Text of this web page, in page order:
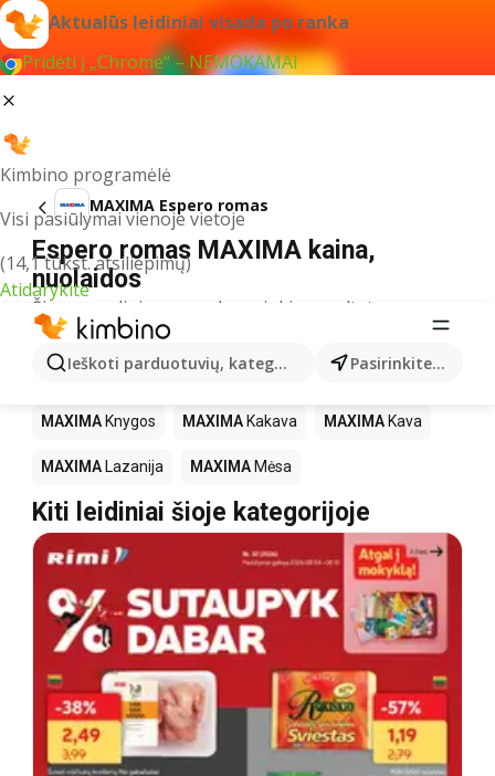
Aktualūs leidiniai visada po ranka
Pridėti į „Chrome“ – NEMOKAMAI
Kimbino programėlė
Visi pasiūlymai vienoje vietoje
(14,1 tūkst. atsiliepimų)
Atidarykite
Ieškoti parduotuvių, kategorijų, produktų... Pasirinkite miestą
MAXIMA Espero romas
Espero romas MAXIMA kaina,
nuolaidos
Šiuo pavadinimu neradome jokių rezultatų
Kiti produktai parduotuvėse MAXIMA
MAXIMA LEGO MAXIMA Gėrimai MAXIMA
MAXIMA Knygos MAXIMA Kakava MAXIMA Kava
MAXIMA Lazanija MAXIMA Mėsa
Kiti leidiniai šioje kategorijoje